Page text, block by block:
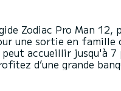
Zodiac Pro Man 12,
une sortie en famille
accueillir jusqu'à
d’une grande
dispositifs pour une